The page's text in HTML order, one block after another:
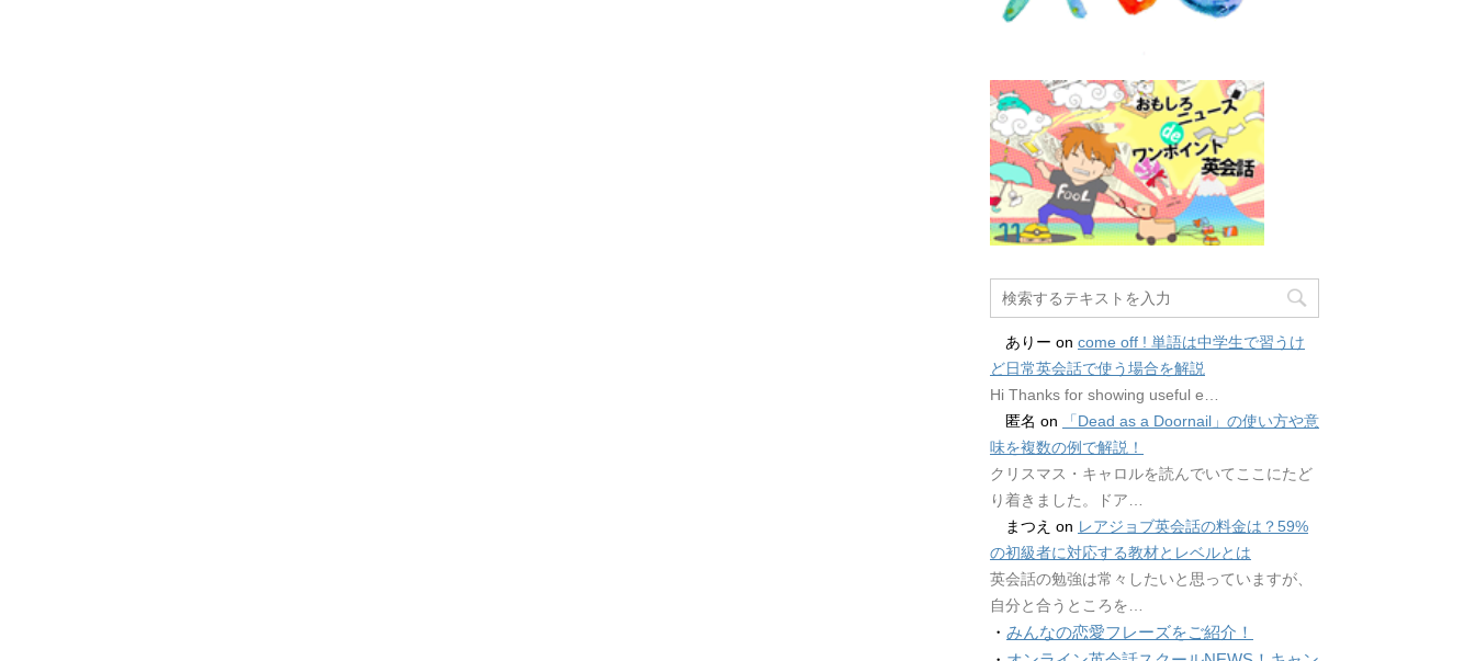
ありー on come off ! 単語は中学生で習うけ
ど日常英会話で使う場合を解説
Hi Thanks for showing useful e…
匿名 on
「Dead as a Doornail」の使い方や意
味を複数の例で解説！
クリスマス・キャロルを読んでいてここにたど
り着きました。ドア…
まつえ on レアジョブ英会話の料金は？59%
の初級者に対応する教材とレベルとは
英会話の勉強は常々したいと思っていますが、
自分と合うところを…
・ みんなの恋愛フレーズをご紹介！